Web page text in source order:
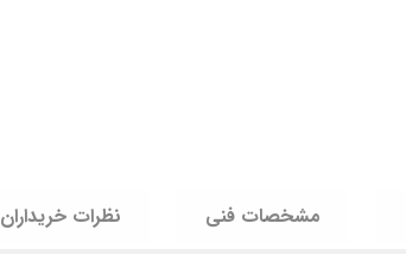
مشخصات فنی نظرات خریداران